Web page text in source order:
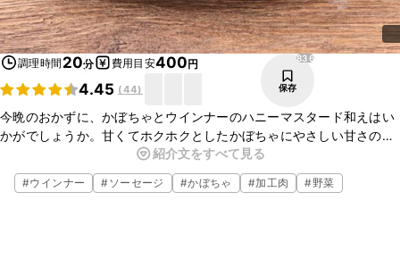
調理時間 20分 費用目安400円
4.45 (44)
836
保存
今晩のおかずに、かぼちゃとウインナーのハニーマスタード和えはい
かがでしょうか。甘くてホクホクとしたかぼちゃにやさしい甘さのは
ちみつと、さわやかな香りのマスタードで味つけすると、とてもおい
しいですよ。ぜひ作ってみてくださいね。
紹介文をすべて見る
#ウインナー #ソーセージ #かぼちゃ #加工肉 #野菜